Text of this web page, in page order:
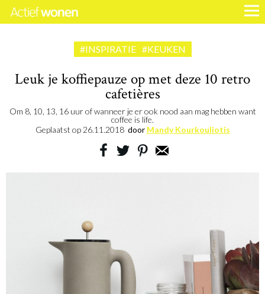
#INSPIRATIE #KEUKEN
Leuk je koffiepauze op met deze 10 retro
cafetières
Om 8, 10, 13, 16 uur of wanneer je er ook nood aan mag hebben want
coffee is life.
Geplaatst op 26.11.2018 door Mandy Kourkouliotis